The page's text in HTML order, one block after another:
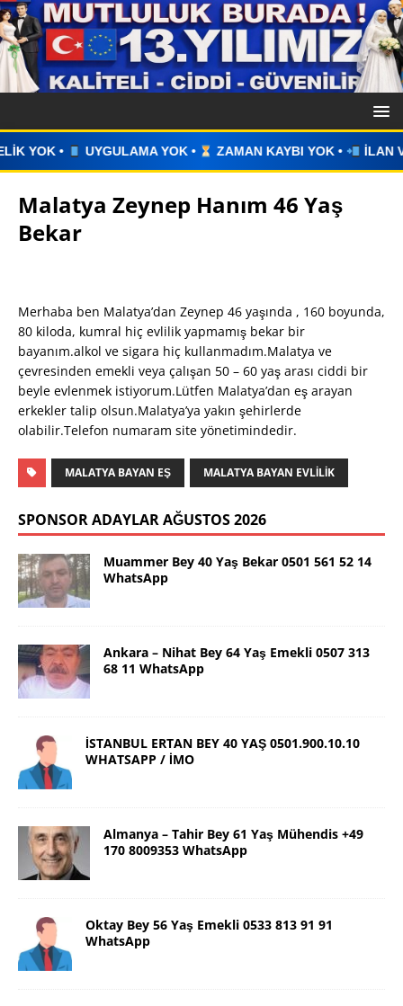
YOK • ZAMAN KAYBI YOK • İLAN VERİN • WHATSAPP
Malatya Zeynep Hanım 46 Yaş
Bekar
Merhaba ben Malatya’dan Zeynep 46 yaşında , 160 boyunda,
80 kiloda, kumral hiç evlilik yapmamış bekar bir
bayanım.alkol ve sigara hiç kullanmadım.Malatya ve
çevresinden emekli veya çalışan 50 – 60 yaş arası ciddi bir
beyle evlenmek istiyorum.Lütfen Malatya’dan eş arayan
erkekler talip olsun.Malatya’ya yakın şehirlerde
olabilir.Telefon numaram site yönetimindedir.
MALATYA BAYAN EŞ MALATYA BAYAN EVLILIK
SPONSOR ADAYLAR AĞUSTOS 2026
Muammer Bey 40 Yaş Bekar 0501 561 52 14
WhatsApp
Ankara – Nihat Bey 64 Yaş Emekli 0507 313
68 11 WhatsApp
İSTANBUL ERTAN BEY 40 YAŞ 0501.900.10.10
WHATSAPP / İMO
Almanya – Tahir Bey 61 Yaş Mühendis +49
170 8009353 WhatsApp
Oktay Bey 56 Yaş Emekli 0533 813 91 91
WhatsApp